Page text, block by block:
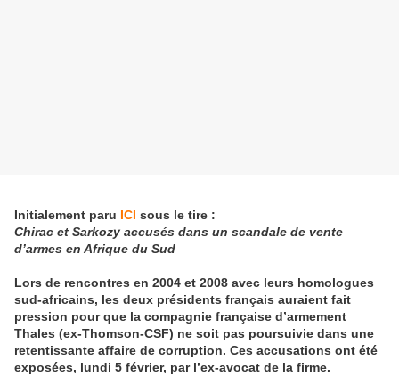
Initialement paru ICI sous le tire :
Chirac et Sarkozy accusés dans un scandale de vente
d’armes en Afrique du Sud
Lors de rencontres en 2004 et 2008 avec leurs homologues
sud-africains, les deux présidents français auraient fait
pression pour que la compagnie française d’armement
Thales (ex-Thomson-CSF) ne soit pas poursuivie dans une
retentissante affaire de corruption. Ces accusations ont été
exposées, lundi 5 février, par l’ex-avocat de la firme.